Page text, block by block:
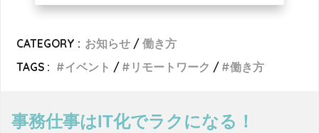
CATEGORY : お知らせ
働き方
TAGS :
イベント リモートワーク 働き方
事務仕事はIT化でラクになる！